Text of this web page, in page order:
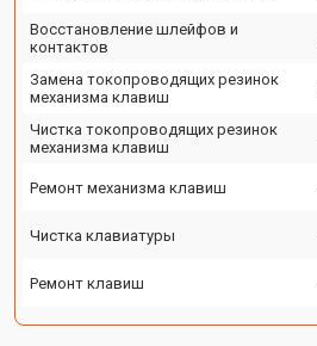
Восстановление шлейфов и
контактов
Замена токопроводящих резинок
механизма клавиш
Чистка токопроводящих резинок
механизма клавиш
Ремонт механизма клавиш
Чистка клавиатуры
Ремонт клавиш
Замена клавиш и уплотнителей